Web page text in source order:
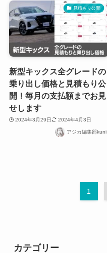
見積もり公開
新型キックス全グレードの
乗り出し価格と見積もり公
開！毎月の支払額までお見
せします
2024年3月29日 2024年4月3日
アジカ編集部kuni
1
カテゴリー